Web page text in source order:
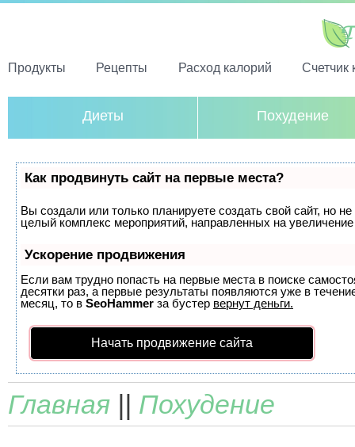
Продукты Рецепты Расход калорий Счетчик
Диеты Похудение
Как продвинуть сайт на первые места?
Вы создали или только планируете создать свой сайт, но
целый комплекс мероприятий, направленных на
Ускорение продвижения
Если вам трудно попасть на первые места в поиске
десятки раз, а первые результаты появляются уже в
месяц, то в SeoHammer за бустер вернут деньги.
Начать продвижение сайта
Главная || Похудение